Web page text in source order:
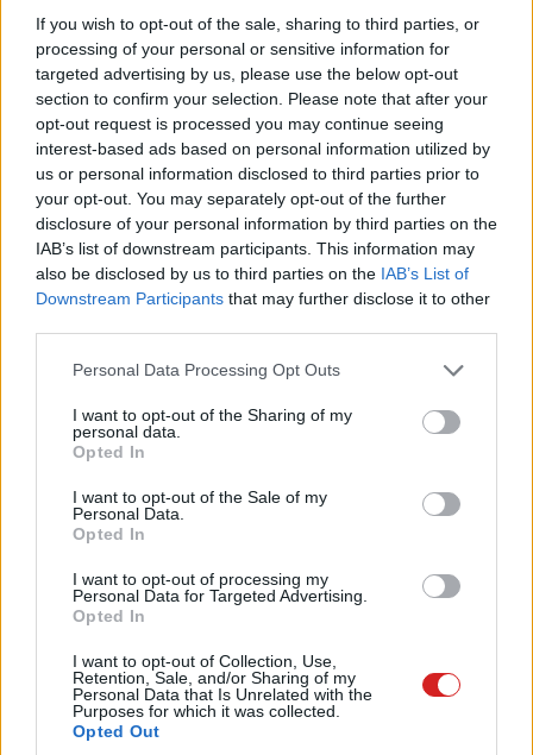
If you wish to opt-out of the sale, sharing to third parties, or
processing of your personal or sensitive information for
targeted advertising by us, please use the below opt-out
section to confirm your selection. Please note that after your
opt-out request is processed you may continue seeing
interest-based ads based on personal information utilized by
us or personal information disclosed to third parties prior to
your opt-out. You may separately opt-out of the further
disclosure of your personal information by third parties on the
IAB’s list of downstream participants. This information may
also be disclosed by us to third parties on the IAB’s List of
Downstream Participants that may further disclose it to other
Please note that this website/app uses one or more Google
not limited to your visit or usage behaviour. You may click to
grant or deny consent to Google and its third-party tags to
use your data for below specified purposes in below Google
consent section.
Personal Data Processing Opt Outs
I want to opt-out of the Sharing of my
personal data.
Opted In
I want to opt-out of the Sale of my
Personal Data.
Opted In
I want to opt-out of processing my
Personal Data for Targeted Advertising.
Opted In
I want to opt-out of Collection, Use,
Retention, Sale, and/or Sharing of my
Personal Data that Is Unrelated with the
Purposes for which it was collected.
Opted Out
Pulzusméréssel segíti a biztonságos mozgást az új
balatoni kardioösvény (X)
4 és egy 8 km-es egészségügyi tanösvény nyílt
Balatonalmádiban.
Címkék: #aquarius plus queen
#számítógépház
#gépház
#pc
Jean-Michel Jarre is beájulna a
Google AR szintiőrületétől, amit
te is ingyen kipróbálhatsz
Vaszkó Iván|2021 március 16. 17:30